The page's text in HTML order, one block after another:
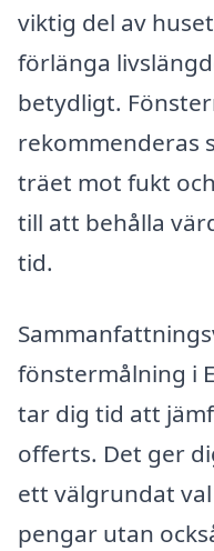
viktig del av
förlänga
betydligt.
rekommenderas
träet mot fukt
till att behålla
tid.
fönstermålning i
tar dig tid att
offerts. Det ger
ett välgrundat
pengar utan